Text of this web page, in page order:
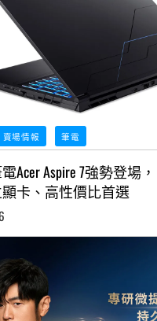
賣場情報 筆電
Acer Aspire 7強勢登場
卡、高性價比首選